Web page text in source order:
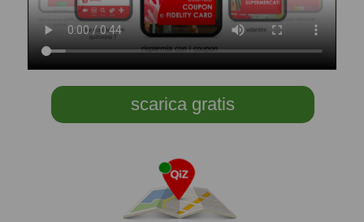
scarica gratis